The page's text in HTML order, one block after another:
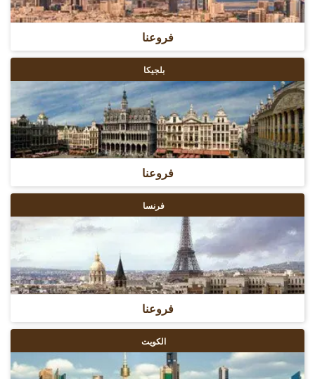
فروعنا
بلجيكا
فروعنا
فرنسا
فروعنا
الكويت